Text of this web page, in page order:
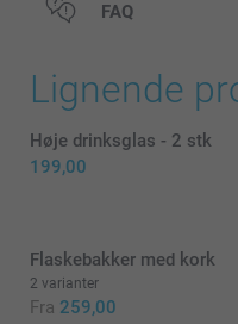
FAQ
Lignende
Høje drinksglas - 2 stk
199,00
Flaskebakker med kork
2 varianter
Fra 259,00